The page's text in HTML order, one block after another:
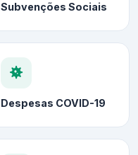
Subvenções Sociais
Despesas COVID-19